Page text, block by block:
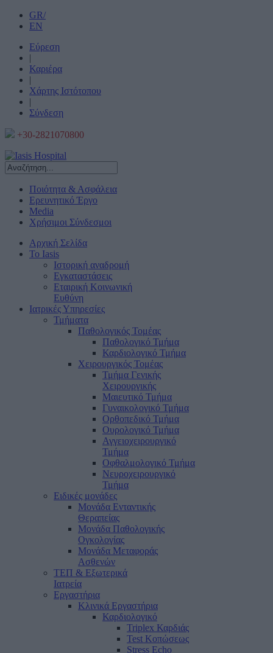
GR/
EN
Εύρεση
|
Καριέρα
|
Χάρτης Ιστότοπου
|
Σύνδεση
+30-2821070800
Ποιότητα & Ασφάλεια
Ερευνητικό Έργο
Media
Χρήσιμοι Σύνδεσμοι
Αρχική Σελίδα
Το Iasis
Ιστορική αναδρομή
Εγκαταστάσεις
Εταιρική Κοινωνική
Ευθύνη
Ιατρικές Υπηρεσίες
Τμήματα
Παθολογικός Τομέας
Παθολογικό Τμήμα
Καρδιολογικό Τμήμα
Χειρουργικός Τομέας
Τμήμα Γενικής
Χειρουργικής
Μαιευτικό Τμήμα
Γυναικολογικό Τμήμα
Ορθοπεδικό Τμήμα
Ουρολογικό Τμήμα
Αγγειοχειρουργικό
Τμήμα
Οφθαλμολογικό Τμήμα
Νευροχειρουργικό
Τμήμα
Ειδικές μονάδες
Μονάδα Ενταντικής
Θεραπείας
Μονάδα Παθολογικής
Ογκολογίας
Μονάδα Μεταφοράς
Ασθενών
ΤΕΠ & Εξωτερικά
Ιατρεία
Εργαστήρια
Κλινικά Εργαστήρια
Καρδιολογικό
Triplex Καρδιάς
Test Κοπώσεως
Stress Echo